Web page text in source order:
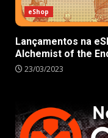
eShop
Lançamentos na
Alchemist of the
23/03/2023